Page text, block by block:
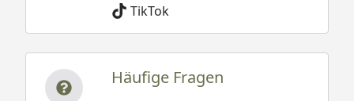
TikTok
Häufige Fragen